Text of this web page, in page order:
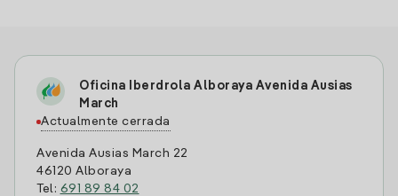
Oficina Iberdrola Alboraya Avenida Ausias
March
Actualmente cerrada
Avenida Ausias March 22
46120 Alboraya
Tel: 691 89 84 02